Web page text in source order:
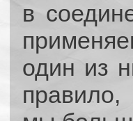
в
один из